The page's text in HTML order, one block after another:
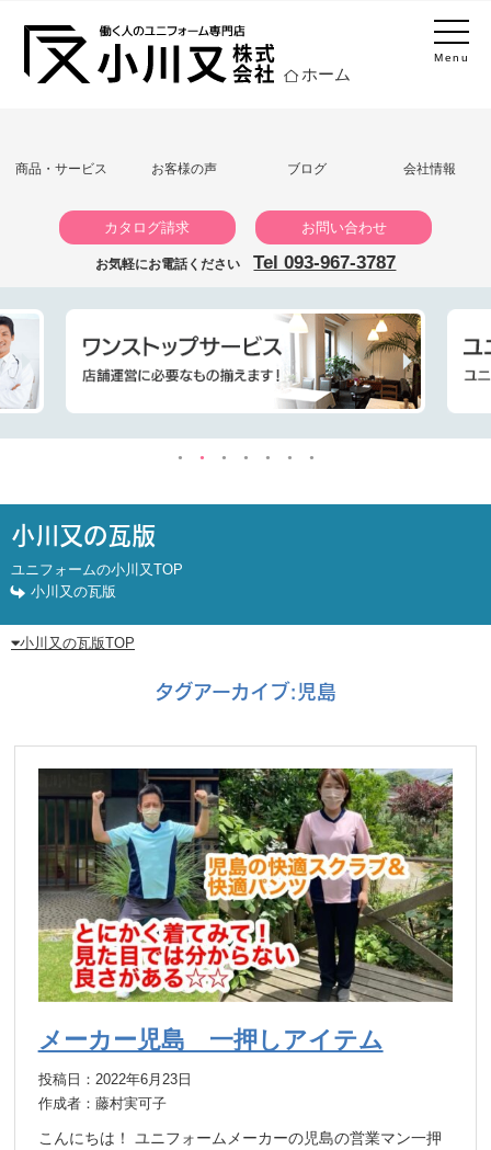
Menu
ホーム
商品・サービス お客様の声 ブログ 会社情報
カタログ請求 お問い合わせ
お気軽にお電話ください Tel 093-967-3787
小川又の瓦版
ユニフォームの小川又TOP
小川又の瓦版
小川又の瓦版TOP
タグアーカイブ: 児島
メーカー児島 一押しアイテム
投稿日：2022年6月23日
作成者：藤村実可子
こんにちは！ ユニフォームメーカーの児島の営業マン一押